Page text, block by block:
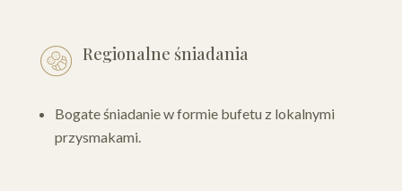
Regionalne śniadania
Bogate śniadanie w formie bufetu z lokalnymi
przysmakami.